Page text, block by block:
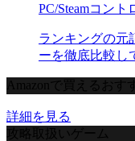
PC/Steamコン
ランキングの元
ーを徹底比較し
Amazonで買えるお
詳細を見る
攻略取扱いゲーム